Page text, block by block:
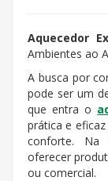
Aquecedor
Ambientes ao
A busca por
pode ser um
que entra o
prática e
conforte. Na
oferecer
ou comercial.